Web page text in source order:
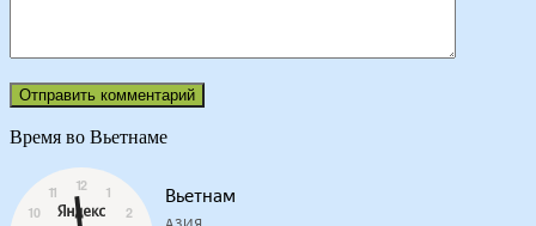
Время во Вьетнаме